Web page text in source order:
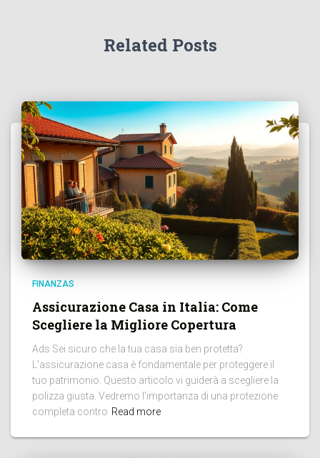
Related Posts
FINANZAS
Assicurazione Casa in Italia: Come
Scegliere la Migliore Copertura
Ads Sei sicuro che la tua casa sia ben protetta?
L’assicurazione casa è fondamentale per proteggere il
tuo patrimonio. Questo articolo vi guiderà a scegliere la
polizza giusta. Vedremo l’importanza di una protezione
completa contro Read more